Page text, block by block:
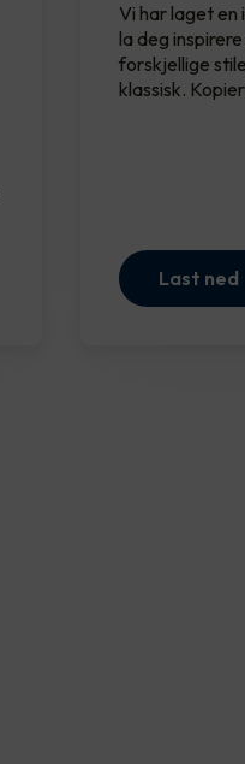
Vi har laget en
la deg
forskjellige
klassisk.
Last ned